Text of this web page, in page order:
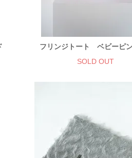
フリンジトート ベビーピ
SOLD OUT